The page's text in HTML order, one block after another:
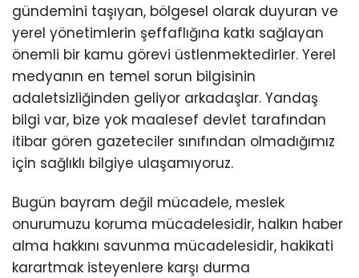
gündemini taşıyan, bölgesel olarak duyuran ve
yerel yönetimlerin şeffaflığına katkı sağlayan
önemli bir kamu görevi üstlenmektedirler. Yerel
medyanın en temel sorun bilgisinin
adaletsizliğinden geliyor arkadaşlar. Yandaş
bilgi var, bize yok maalesef devlet tarafından
itibar gören gazeteciler sınıfından olmadığımız
için sağlıklı bilgiye ulaşamıyoruz.
Bugün bayram değil mücadele, meslek
onurumuzu koruma mücadelesidir, halkın haber
alma hakkını savunma mücadelesidir, hakikati
karartmak isteyenlere karşı durma